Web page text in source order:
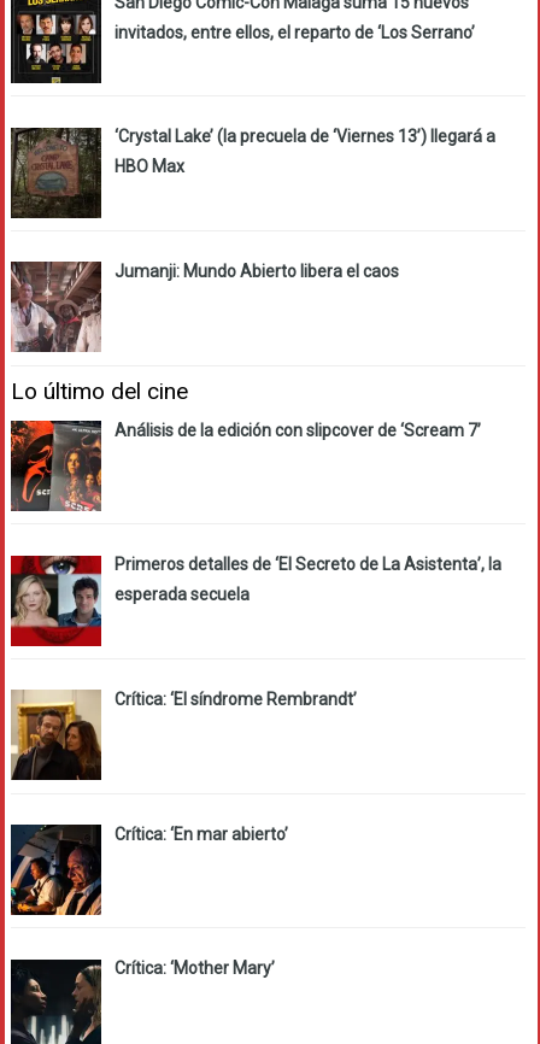
invitados, entre ellos, el reparto de ‘Los Serrano’
‘Crystal Lake’ (la precuela de ‘Viernes 13’) llegará a
HBO Max
Jumanji: Mundo Abierto libera el caos
Lo último del cine
Análisis de la edición con slipcover de ‘Scream 7’
Primeros detalles de ‘El Secreto de La Asistenta’, la
esperada secuela
Crítica: ‘El síndrome Rembrandt’
Crítica: ‘En mar abierto’
Crítica: ‘Mother Mary’